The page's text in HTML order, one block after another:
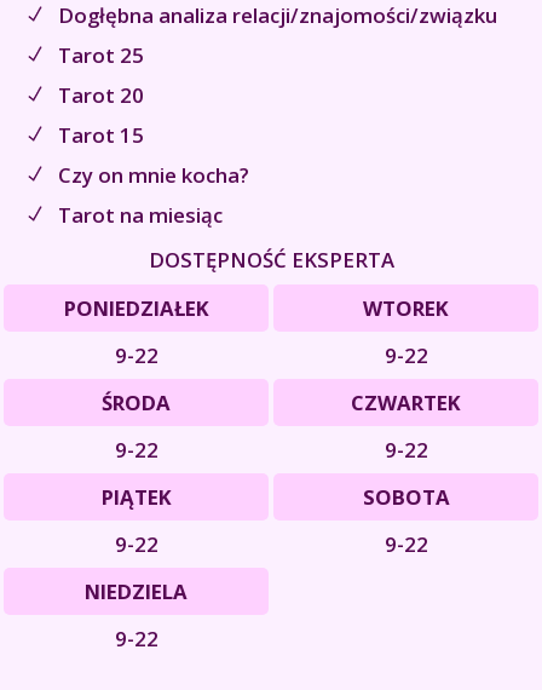
Dogłębna analiza relacji/znajomości/związku
Tarot 25
Tarot 20
Tarot 15
Czy on mnie kocha?
Tarot na miesiąc
DOSTĘPNOŚĆ EKSPERTA
PONIEDZIAŁEK
9-22
WTOREK
9-22
ŚRODA
9-22
CZWARTEK
9-22
PIĄTEK
9-22
SOBOTA
9-22
NIEDZIELA
9-22